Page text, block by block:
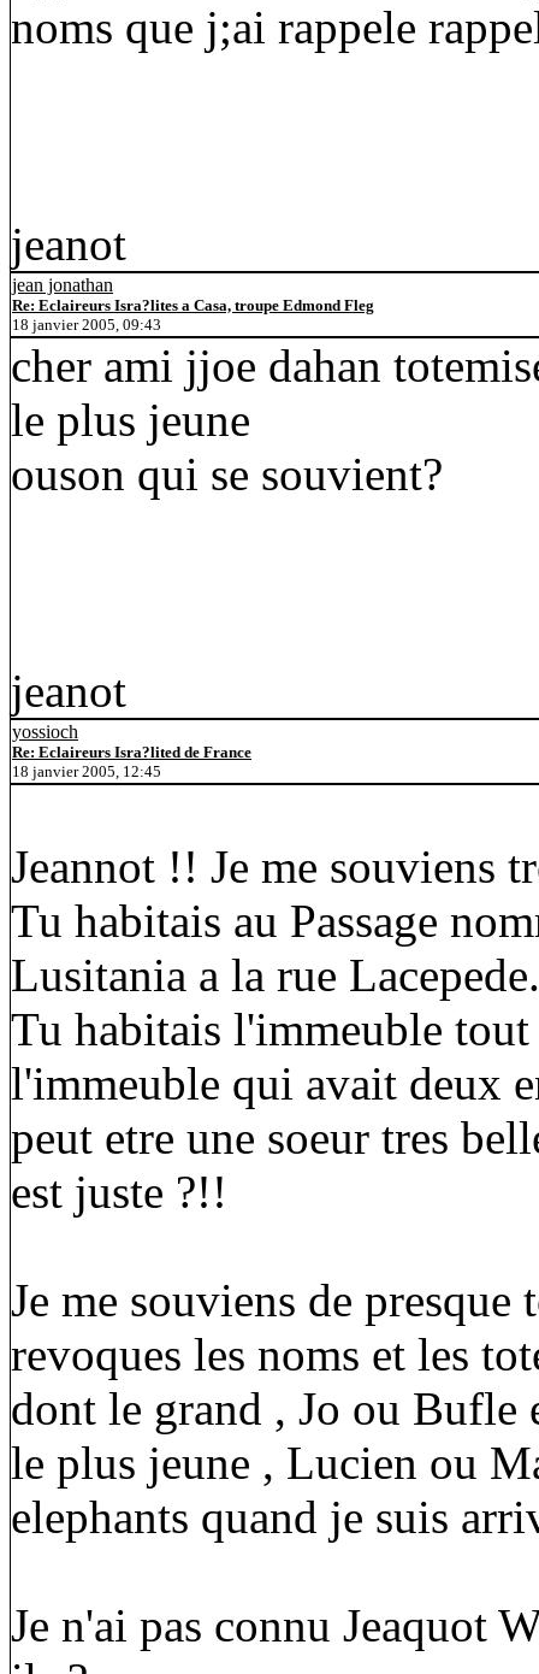
noms que j;ai rappele
jeanot
jean jonathan
Re: Eclaireurs Isra?lites a Casa, troupe Edmond Fleg
18 janvier 2005, 09:43
cher ami jjoe dahan
le plus jeune
ouson qui se souvient?
jeanot
yossioch
Re: Eclaireurs Isra?lited de France
18 janvier 2005, 12:45
Jeannot !! Je me souviens
Tu habitais au Passage
Lusitania a la rue Lacepede.
Tu habitais l'immeuble tout
l'immeuble qui avait deux
peut etre une soeur tres
est juste ?!!
Je me souviens de presque
revoques les noms et les
dont le grand , Jo ou Bufle
le plus jeune , Lucien ou
elephants quand je suis
Je n'ai pas connu Jeaquot